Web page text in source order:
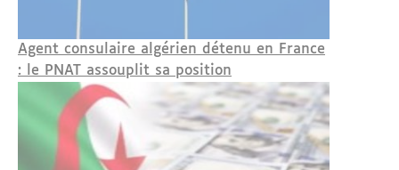
Agent consulaire algérien détenu en France
: le PNAT assouplit sa position